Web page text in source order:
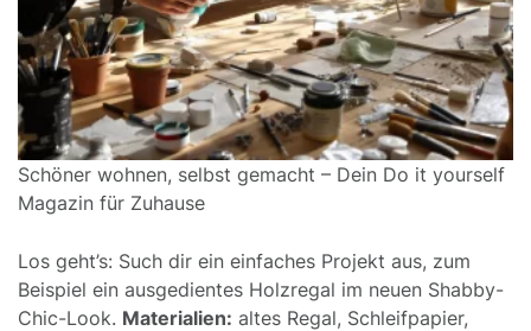
Schöner wohnen, selbst gemacht – Dein Do it yourself
Magazin für Zuhause
Los geht’s: Such dir ein einfaches Projekt aus, zum
Beispiel ein ausgedientes Holzregal im neuen Shabby-
Chic-Look. Materialien: altes Regal, Schleifpapier,